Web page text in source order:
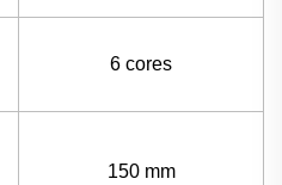
6 cores
150 mm